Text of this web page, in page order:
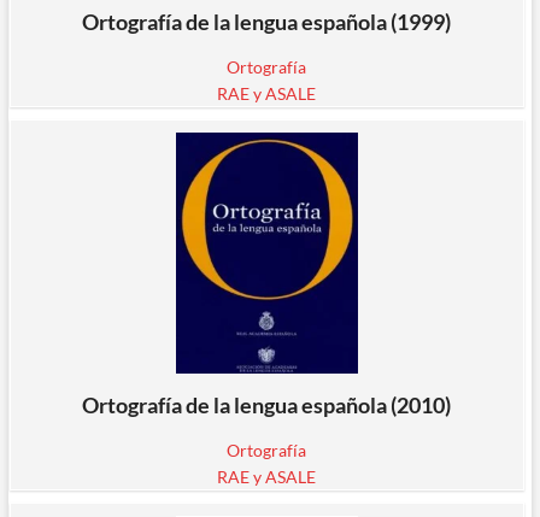
Ortografía de la lengua española (1999)
Ortografía
RAE y ASALE
Ortografía de la lengua española (2010)
Ortografía
RAE y ASALE